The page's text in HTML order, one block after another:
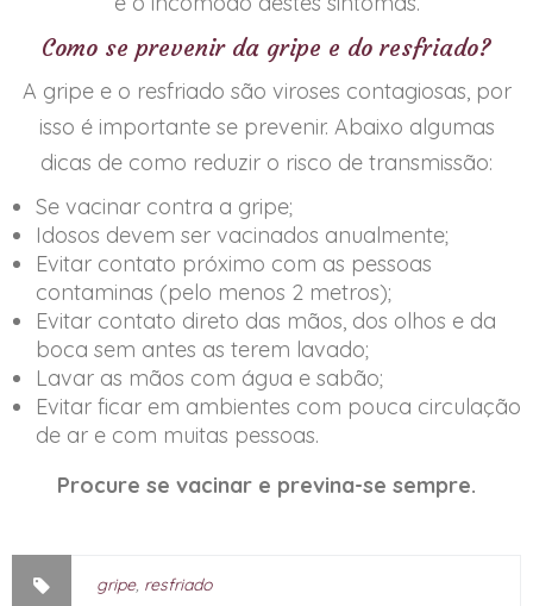
Como se prevenir da gripe e do resfriado?
A gripe e o resfriado são viroses contagiosas, por
isso é importante se prevenir. Abaixo algumas
dicas de como reduzir o risco de transmissão:
Se vacinar contra a gripe;
Idosos devem ser vacinados anualmente;
Evitar contato próximo com as pessoas
contaminas (pelo menos 2 metros);
Evitar contato direto das mãos, dos olhos e da
boca sem antes as terem lavado;
Lavar as mãos com água e sabão;
Evitar ficar em ambientes com pouca circulação
de ar e com muitas pessoas.
Procure se vacinar e previna-se sempre.
gripe, resfriado